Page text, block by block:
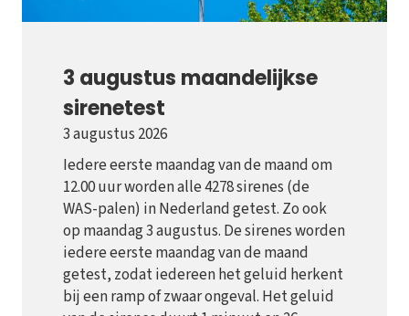
3 augustus maandelijkse
sirenetest
3 augustus 2026
Iedere eerste maandag van de maand om
12.00 uur worden alle 4278 sirenes (de
WAS-palen) in Nederland getest. Zo ook
op maandag 3 augustus. De sirenes worden
iedere eerste maandag van de maand
getest, zodat iedereen het geluid herkent
bij een ramp of zwaar ongeval. Het geluid